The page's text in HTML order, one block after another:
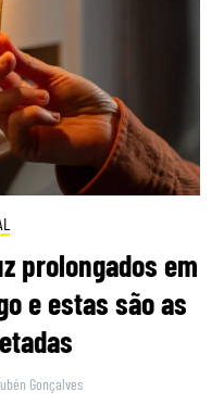
prolongados em
e estas são as
Gonçalves